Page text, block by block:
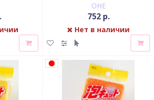
OHE
752 р.
Нет в наличии